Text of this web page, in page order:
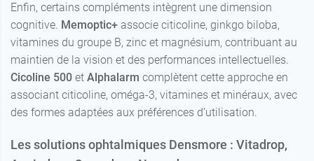
Enfin, certains compléments intègrent une dimension
cognitive. Memoptic+ associe citicoline, ginkgo biloba,
vitamines du groupe B, zinc et magnésium, contribuant au
maintien de la vision et des performances intellectuelles.
Cicoline 500 et Alphalarm complètent cette approche en
associant citicoline, oméga-3, vitamines et minéraux, avec
des formes adaptées aux préférences d’utilisation.
Les solutions ophtalmiques Densmore : Vitadrop,